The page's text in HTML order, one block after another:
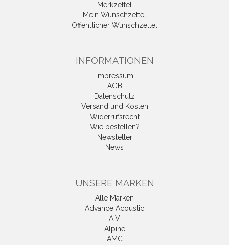
Merkzettel
Mein Wunschzettel
Öffentlicher Wunschzettel
INFORMATIONEN
Impressum
AGB
Datenschutz
Versand und Kosten
Widerrufsrecht
Wie bestellen?
Newsletter
News
UNSERE MARKEN
Alle Marken
Advance Acoustic
AIV
Alpine
AMC